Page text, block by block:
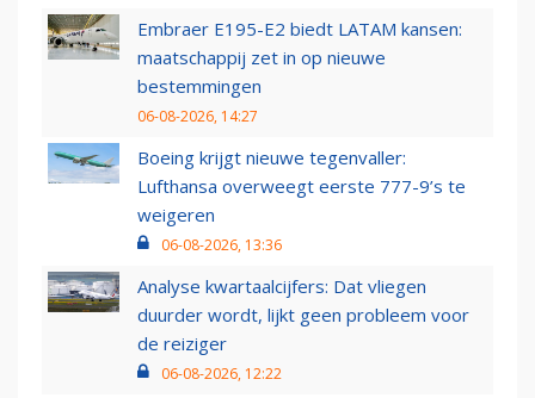
Embraer E195-E2 biedt LATAM kansen:
maatschappij zet in op nieuwe
bestemmingen
06-08-2026, 14:27
Boeing krijgt nieuwe tegenvaller:
Lufthansa overweegt eerste 777-9’s te
weigeren
06-08-2026, 13:36
Analyse kwartaalcijfers: Dat vliegen
duurder wordt, lijkt geen probleem voor
de reiziger
06-08-2026, 12:22